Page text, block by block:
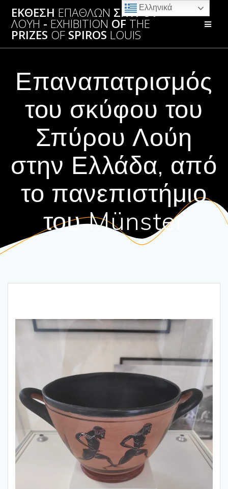
Skip
to
content
ΕΚΘΕΣΗ ΕΠΑΘΛΩΝ ΣΠΥΡΟΥ
ΛΟΥΗ - EXHIBITION OF THE
PRIZES OF SPIROS LOUIS
Επαναπατρισμός
του σκύφου του
Σπύρου Λούη
στην Ελλάδα, από
το πανεπιστήμιο
του Münster
Ελληνικά